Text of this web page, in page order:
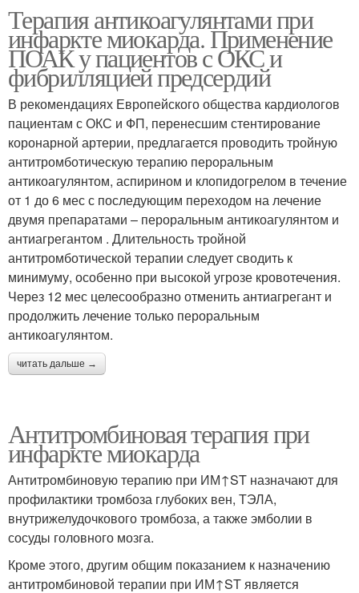
Терапия антикоагулянтами при
инфаркте миокарда. Применение
ПОАК у пациентов с ОКС и
фибрилляцией предсердий
В рекомендациях Европейского общества кардиологов
пациентам с ОКС и ФП, перенесшим стентирование
коронарной артерии, предлагается проводить тройную
антитромботическую терапию пероральным
антикоагулянтом, аспирином и клопидогрелом в течение
от 1 до 6 мес с последующим переходом на лечение
двумя препаратами – пероральным антикоагулянтом и
антиагрегантом . Длительность тройной
антитромботической терапии следует сводить к
минимуму, особенно при высокой угрозе кровотечения.
Через 12 мес целесообразно отменить антиагрегант и
продолжить лечение только пероральным
антикоагулянтом.
читать дальше →
Антитромбиновая терапия при
инфаркте миокарда
Антитромбиновую терапию при ИМ↑ST назначают для
профилактики тромбоза глубоких вен, ТЭЛА,
внутрижелудочкового тромбоза, а также эмболии в
сосуды головного мозга.
Кроме этого, другим общим показанием к назначению
антитромбиновой терапии при ИМ↑ST является